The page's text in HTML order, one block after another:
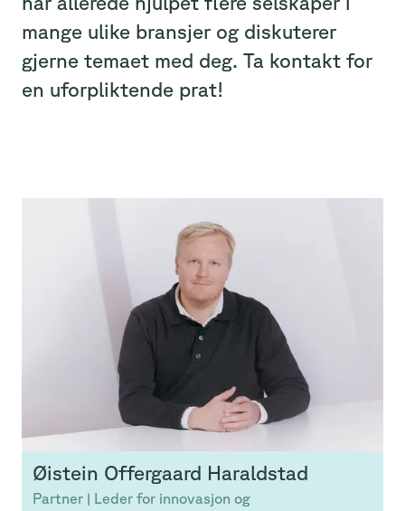
mange ulike bransjer og diskuterer
gjerne temaet med deg. Ta kontakt for
en uforpliktende prat!
Øistein Offergaard Haraldstad
Partner | Leder for innovasjon og